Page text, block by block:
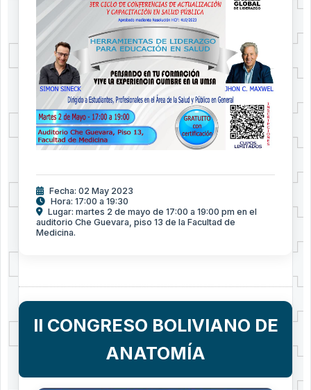
Fecha: 02 May 2023
Hora: 17:00 a 19:30
Lugar: martes 2 de mayo de 17:00 a 19:00 pm en el
auditorio Che Guevara, piso 13 de la Facultad de
Medicina.
II CONGRESO BOLIVIANO DE
ANATOMÍA